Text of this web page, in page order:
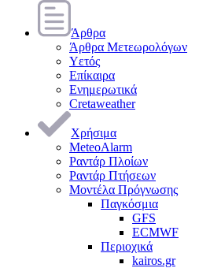
Άρθρα
Άρθρα Μετεωρολόγων
Υετός
Επίκαιρα
Ενημερωτικά
Cretaweather
Χρήσιμα
MeteoAlarm
Ραντάρ Πλοίων
Ραντάρ Πτήσεων
Μοντέλα Πρόγνωσης
Παγκόσμια
GFS
ECMWF
Περιοχικά
kairos.gr